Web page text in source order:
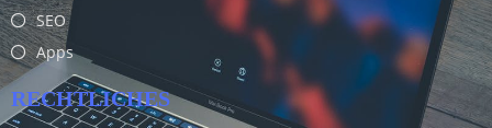
SEO
Apps
RECHTLICHES